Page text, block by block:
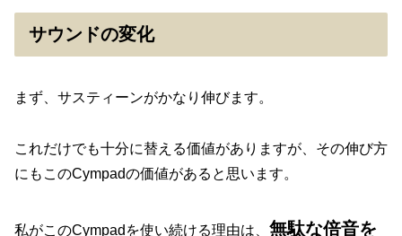
サウンドの変化
まず、サスティーンがかなり伸びます。
これだけでも十分に替える価値がありますが、その伸び方
にもこのCympadの価値があると思います。
私がこのCympadを使い続ける理由は、 無駄な倍音を